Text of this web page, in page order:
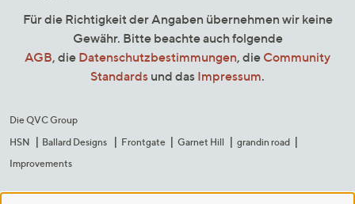
Für die Richtigkeit der Angaben übernehmen wir keine
Gewähr. Bitte beachte auch folgende
AGB, die Datenschutzbestimmungen, die Community
Standards und das Impressum.
Die QVC Group
HSN
Ballard Designs Frontgate Garnet Hill
grandin road
Improvements